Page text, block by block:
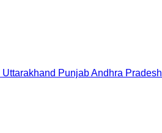
Uttarakhand PunjabAndhra Pradesh